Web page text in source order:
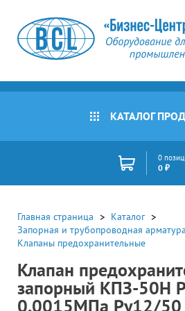
КАТАЛОГ
0
0 ₽
Главная страница
Каталог
Запорная и трубопроводная арматура
Клапаны предохранительные
Клапан
запорный КПЗ-50Н
0.0015МПа Ру12/50